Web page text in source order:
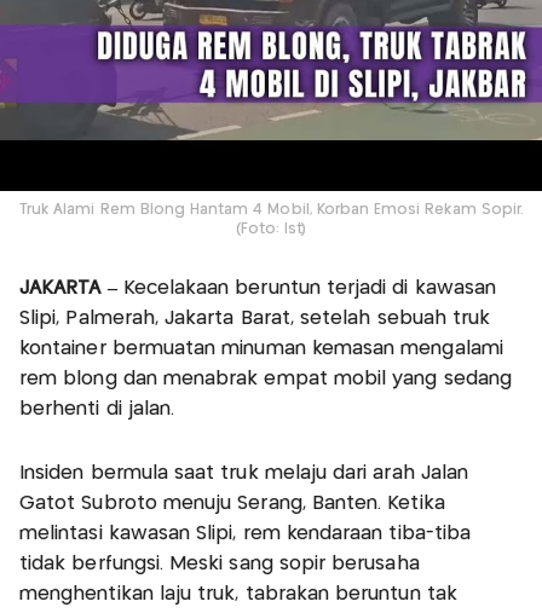
Truk Alami Rem Blong Hantam 4 Mobil, Korban Emosi Rekam Sopir.
(Foto: Ist)
JAKARTA – Kecelakaan beruntun terjadi di kawasan
Slipi, Palmerah, Jakarta Barat, setelah sebuah truk
kontainer bermuatan minuman kemasan mengalami
rem blong dan menabrak empat mobil yang sedang
berhenti di jalan.
Insiden bermula saat truk melaju dari arah Jalan
Gatot Subroto menuju Serang, Banten. Ketika
melintasi kawasan Slipi, rem kendaraan tiba-tiba
tidak berfungsi. Meski sang sopir berusaha
menghentikan laju truk, tabrakan beruntun tak